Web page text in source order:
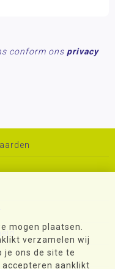
mogen plaatsen.
verzamelen wij
je ons de site te
accepteren aanklikt
conform ons privacy